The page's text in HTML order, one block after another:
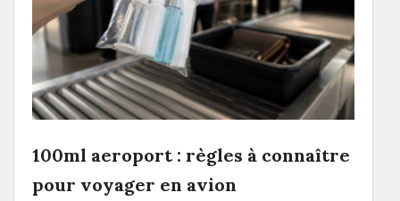
100ml aeroport : règles à connaître
pour voyager en avion